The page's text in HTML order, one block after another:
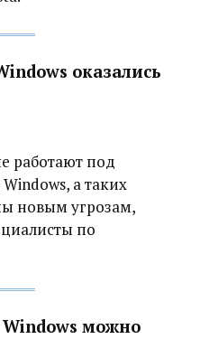
оказались
работают под
а таких
новым угрозам,
по
можно